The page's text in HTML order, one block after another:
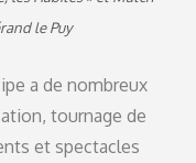
le Puy
a de nombreux
tournage de
et spectacles